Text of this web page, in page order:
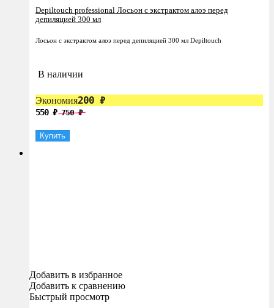
Depiltouch professional Лосьон с экстрактом алоэ перед
депиляцией 300 мл
Лосьон с экстрактом алоэ перед депиляцией 300 мл Depiltouch
В наличии
Экономия200 ₽
550 ₽ 750₽
Купить
Добавить в избранное
Добавить к сравнению
Быстрый просмотр